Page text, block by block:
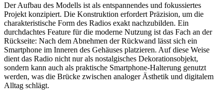
Der Aufbau des Modells ist als entspannendes und fokussiertes
Projekt konzipiert. Die Konstruktion erfordert Präzision, um die
charakteristische Form des Radios exakt nachzubilden. Ein
durchdachtes Feature für die moderne Nutzung ist das Fach an der
Rückseite: Nach dem Abnehmen der Rückwand lässt sich ein
Smartphone im Inneren des Gehäuses platzieren. Auf diese Weise
dient das Radio nicht nur als nostalgisches Dekorationsobjekt,
sondern kann auch als praktische Smartphone-Halterung genutzt
werden, was die Brücke zwischen analoger Ästhetik und digitalem
Alltag schlägt.